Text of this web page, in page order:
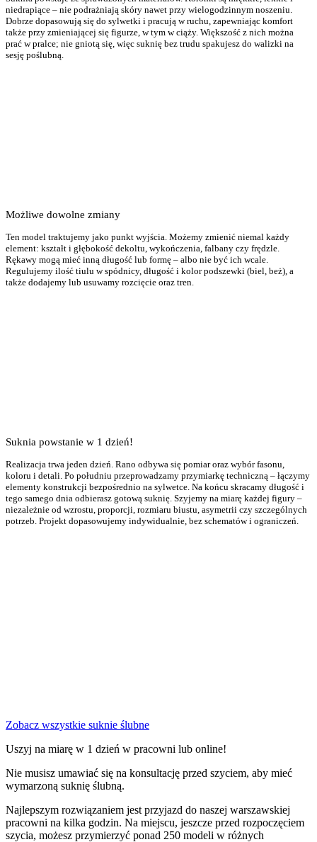
niedrapiące – nie podrażniają skóry nawet przy wielogodzinnym noszeniu.
Dobrze dopasowują się do sylwetki i pracują w ruchu, zapewniając komfort
także przy zmieniającej się figurze, w tym w ciąży. Większość z nich można
prać w pralce; nie gniotą się, więc suknię bez trudu spakujesz do walizki na
sesję poślubną.
Możliwe dowolne zmiany
Ten model traktujemy jako punkt wyjścia. Możemy zmienić niemal każdy
element: kształt i głębokość dekoltu, wykończenia, falbany czy frędzle.
Rękawy mogą mieć inną długość lub formę – albo nie być ich wcale.
Regulujemy ilość tiulu w spódnicy, długość i kolor podszewki (biel, beż), a
także dodajemy lub usuwamy rozcięcie oraz tren.
Suknia powstanie w 1 dzień!
Realizacja trwa jeden dzień. Rano odbywa się pomiar oraz wybór fasonu,
koloru i detali. Po południu przeprowadzamy przymiarkę techniczną – łączymy
elementy konstrukcji bezpośrednio na sylwetce. Na końcu skracamy długość i
tego samego dnia odbierasz gotową suknię. Szyjemy na miarę każdej figury –
niezależnie od wzrostu, proporcji, rozmiaru biustu, asymetrii czy szczególnych
potrzeb. Projekt dopasowujemy indywidualnie, bez schematów i ograniczeń.
Zobacz wszystkie suknie ślubne
Uszyj na miarę w 1 dzień w pracowni lub online!
Nie musisz umawiać się na konsultację przed szyciem, aby mieć
wymarzoną suknię ślubną.
Najlepszym rozwiązaniem jest przyjazd do naszej warszawskiej
pracowni na kilka godzin. Na miejscu, jeszcze przed rozpoczęciem
szycia, możesz przymierzyć ponad 250 modeli w różnych